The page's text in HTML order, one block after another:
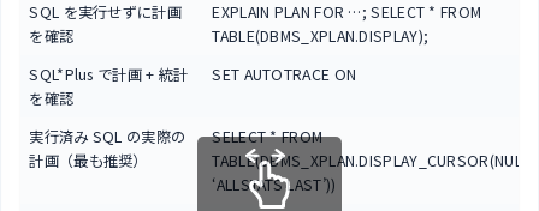
SQL を実行せずに計画
を確認
EXPLAIN PLAN FOR …; SELECT * FROM
TABLE(DBMS_XPLAN.DISPLAY);
SQL*Plus で計画 + 統計
を確認
SET AUTOTRACE ON
実行済み SQL の実際の
計画（最も推奨）
SELECT * FROM
‘ALLSTATS LAST’))